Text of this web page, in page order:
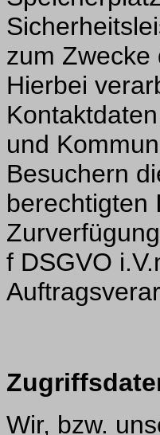
zum Zwecke
Hierbei
und
Besuchern
berechtigten
f DSGVO
Wir, bzw.